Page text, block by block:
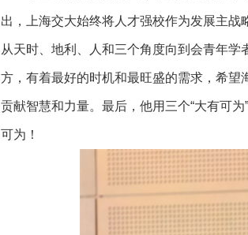
出，上海交大始终将人才强校作为发展主
从天时、地利、人和三个角度向到会青年
方，有着最好的时机和最旺盛的需求，希
贡献智慧和力量。最后，他用三个“大有可
可为！